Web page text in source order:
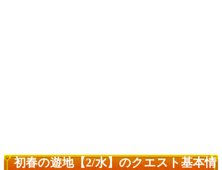
初春の遊地【2/水】のクエスト基本情